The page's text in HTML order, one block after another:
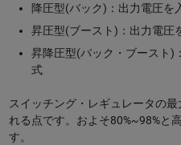
降圧型(バック)：出力電圧を
昇圧型(ブースト)：出力電圧
昇降圧型(バック・ブースト)
式
スイッチング・レギュレータの
れる点です。およそ80%~98%と
す。